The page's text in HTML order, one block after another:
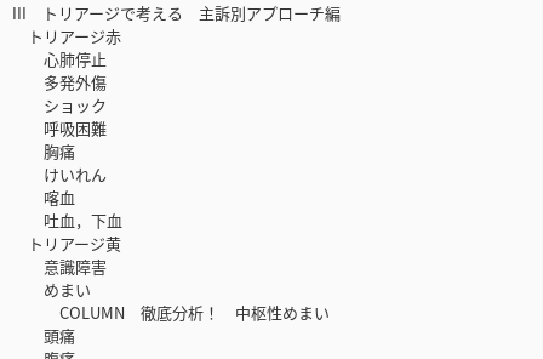
III トリアージで考える 主訴別アプローチ編
トリアージ赤
心肺停止
多発外傷
ショック
呼吸困難
胸痛
けいれん
喀血
吐血，下血
トリアージ黄
意識障害
めまい
COLUMN 徹底分析！ 中枢性めまい
頭痛